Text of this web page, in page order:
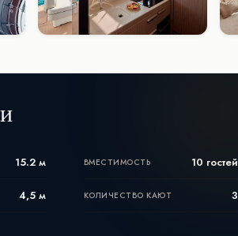
15.2 м
4,5 м
ВМЕСТИМОСТЬ 10 гостей
КОЛИЧЕСТВО КАЮТ 3